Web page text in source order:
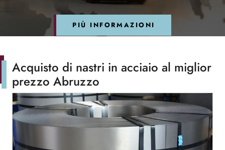
PIÙ INFORMAZIONI
Acquisto di nastri in acciaio al miglior
prezzo Abruzzo